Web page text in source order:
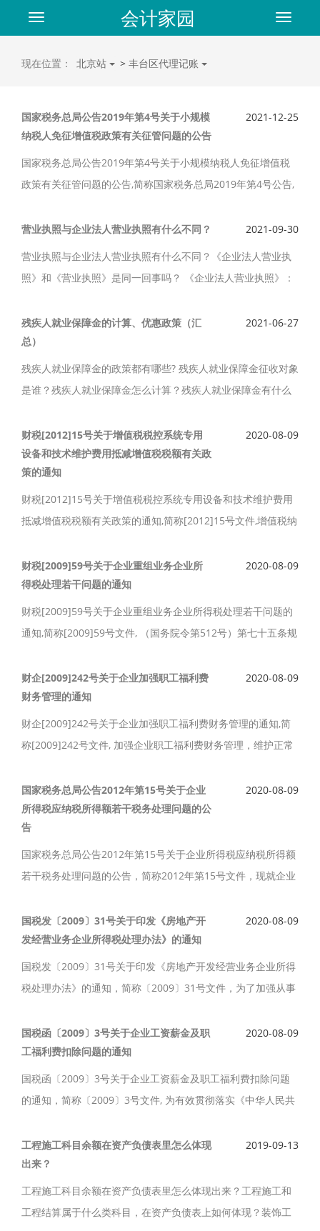
Toggle
Toggle
navigation
会计家园
现在位置： 北京站 > 丰台区代理记账
国家税务总局公告2019年第4号关于小规模
纳税人免征增值税政策有关征管问题的公告
2021-12-25
国家税务总局公告2019年第4号关于小规模纳税人免征增值税
政策有关征管问题的公告,简称国家税务总局2019年第4号公告,
本数）免征增值税政策若干征管问题公告如下。
营业执照与企业法人营业执照有什么不同？
2021-09-30
营业执照与企业法人营业执照有什么不同？《企业法人营业执
照》和《营业执照》是同一回事吗？ 《企业法人营业执照》：
业执照》：颁发给非法人组织的，如：分公司、个人独资企
业、合伙企业等。
残疾人就业保障金的计算、优惠政策（汇
总）
2021-06-27
残疾人就业保障金的政策都有哪些? 残疾人就业保障金征收对象
是谁？残疾人就业保障金怎么计算？残疾人就业保障金有什么
下。
财税[2012]15号关于增值税税控系统专用
设备和技术维护费用抵减增值税税额有关政
策的通知
2020-08-09
财税[2012]15号关于增值税税控系统专用设备和技术维护费用
抵减增值税税额有关政策的通知,简称[2012]15号文件,增值税纳
维护费可在增值税应纳税额中全额抵减。
财税[2009]59号关于企业重组业务企业所
得税处理若干问题的通知
2020-08-09
财税[2009]59号关于企业重组业务企业所得税处理若干问题的
通知,简称[2009]59号文件, （国务院令第512号）第七十五条规
下。
财企[2009]242号关于企业加强职工福利费
财务管理的通知
2020-08-09
财企[2009]242号关于企业加强职工福利费财务管理的通知,简
称[2009]242号文件, 加强企业职工福利费财务管理，维护正常
通知如下。
国家税务总局公告2012年第15号关于企业
所得税应纳税所得额若干税务处理问题的公
告
2020-08-09
国家税务总局公告2012年第15号关于企业所得税应纳税所得额
若干税务处理问题的公告，简称2012年第15号文件，现就企业
国税发〔2009〕31号关于印发《房地产开
发经营业务企业所得税处理办法》的通知
2020-08-09
国税发〔2009〕31号关于印发《房地产开发经营业务企业所得
税处理办法》的通知，简称〔2009〕31号文件，为了加强从事
开发经营业务企业的纳税行为。
国税函〔2009〕3号关于企业工资薪金及职
工福利费扣除问题的通知
2020-08-09
国税函〔2009〕3号关于企业工资薪金及职工福利费扣除问题
的通知，简称〔2009〕3号文件, 为有效贯彻落实《中华人民共
就企业工资薪金和职工福利费扣除有关问题通知如下。
工程施工科目余额在资产负债表里怎么体现
出来？
2019-09-13
工程施工科目余额在资产负债表里怎么体现出来？工程施工和
工程结算属于什么类科目，在资产负债表上如何体现？装饰工